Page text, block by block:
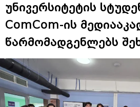
უნივერსიტეტის
ComCom-ის
წარმომადგენლებს